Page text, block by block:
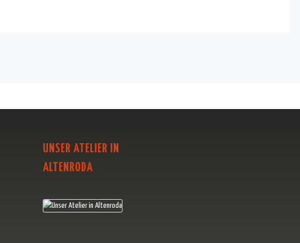
UNSER ATELIER IN
ALTENRODA